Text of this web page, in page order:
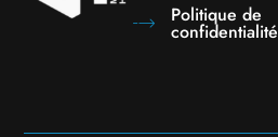
Politique de
confidentialité